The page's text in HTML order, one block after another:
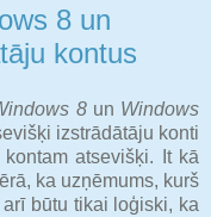
8 un
kontus
8un Windows
izstrādātāju konti
atsevišķi. It kā
ka uzņēmums, kurš
būtu tikai loģiski, ka